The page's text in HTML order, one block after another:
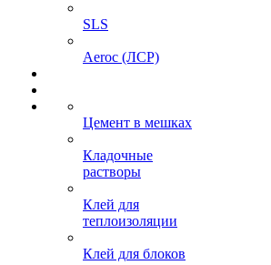
SLS
Aeroc (ЛСР)
Цемент в мешках
Кладочные
растворы
Клей для
теплоизоляции
Клей для блоков